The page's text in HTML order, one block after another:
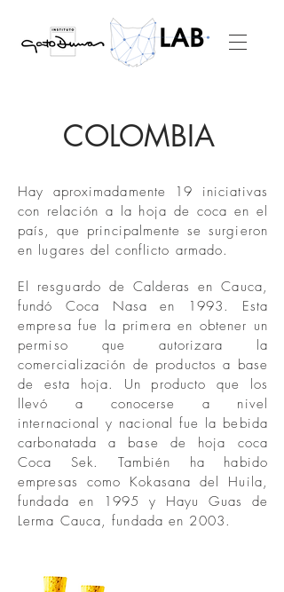
COLOMBIA
Hay aproximadamente 19 iniciativas
con relación a la hoja de coca en el
país, que principalmente se surgieron
en lugares del conflicto armado.
El resguardo de Calderas en Cauca,
fundó Coca Nasa en 1993. Esta
empresa fue la primera en obtener un
permiso que autorizara la
comercialización de productos a base
de esta hoja. Un producto que los
llevó a conocerse a nivel
internacional y nacional fue la bebida
carbonatada a base de hoja coca
Coca Sek. También ha habido
empresas como Kokasana del Huila,
fundada en 1995 y Hayu Guas de
Lerma Cauca, fundada en 2003.